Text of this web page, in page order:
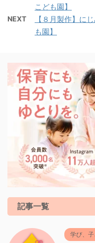
こども園】
NEXT
【８月製作】に
も園】
記事一覧
学び、